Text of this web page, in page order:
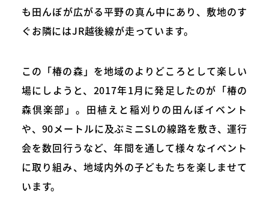
も田んぼが広がる平野の真ん中にあり、敷地のす
ぐお隣にはJR越後線が走っています。
この「椿の森」を地域のよりどころとして楽しい
場にしようと、2017年1月に発足したのが「椿の
森倶楽部」。田植えと稲刈りの田んぼイベント
や、90メートルに及ぶミニSLの線路を敷き、運行
会を数回行うなど、年間を通して様々なイベント
に取り組み、地域内外の子どもたちを楽しませて
います。